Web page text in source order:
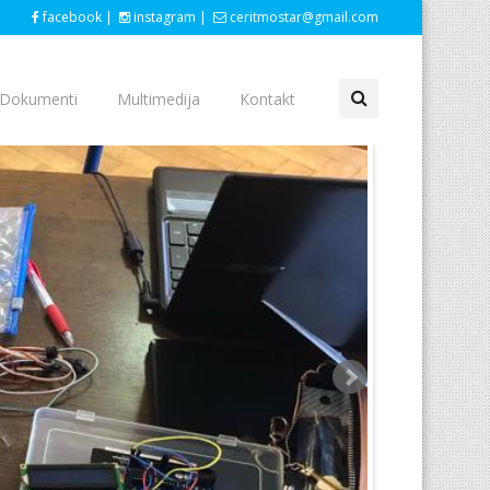
ceritmostar@gmail.com
instagram |
facebook |
Dokumenti Multimedija Kontakt